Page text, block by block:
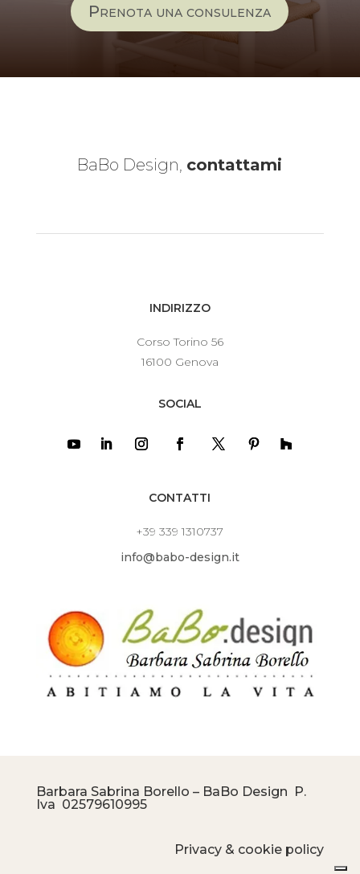
Prenota una consulenza
BaBo Design, contattami
INDIRIZZO
Corso Torino 56
16100 Genova
SOCIAL
CONTATTI
+39 339 1310737
info@babo-design.it
Barbara Sabrina Borello – BaBo Design P.
Iva 02579610995
Privacy & cookie policy